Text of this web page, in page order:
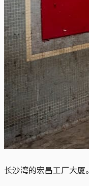
长沙湾的宏昌工厂大厦。